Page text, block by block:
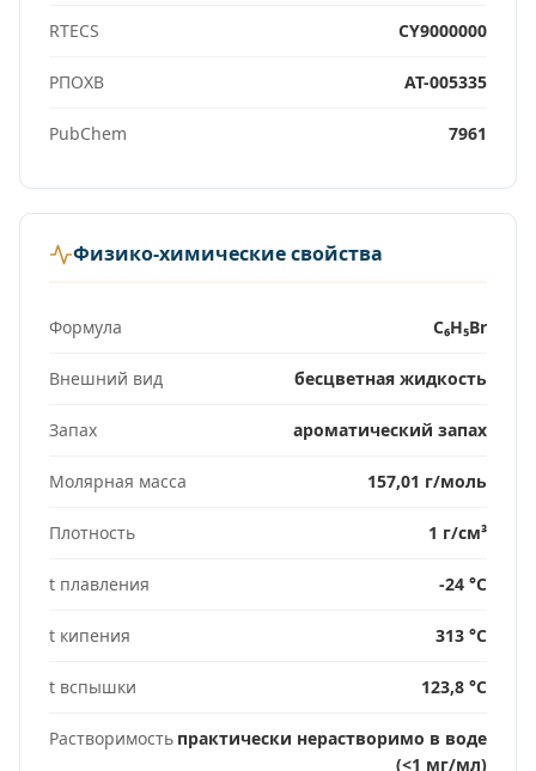
RTECS CY9000000
РПОХВ АТ-005335
PubChem 7961
Физико-химические свойства
Формула C₆H₅Br
Внешний вид бесцветная жидкость
Запах ароматический запах
Молярная масса 157,01 г/моль
Плотность 1 г/см³
t плавления -24 °C
t кипения 313 °C
t вспышки 123,8 °C
Растворимость практически нерастворимо в воде
(<1 мг/мл)